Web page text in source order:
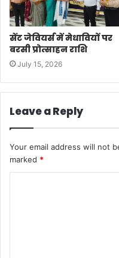
सेंट जेवियर्स में मेधावियों पर
बरसी प्रोत्साहन राशि
July 15, 2026
Leave a Reply
Your email address will not
marked *